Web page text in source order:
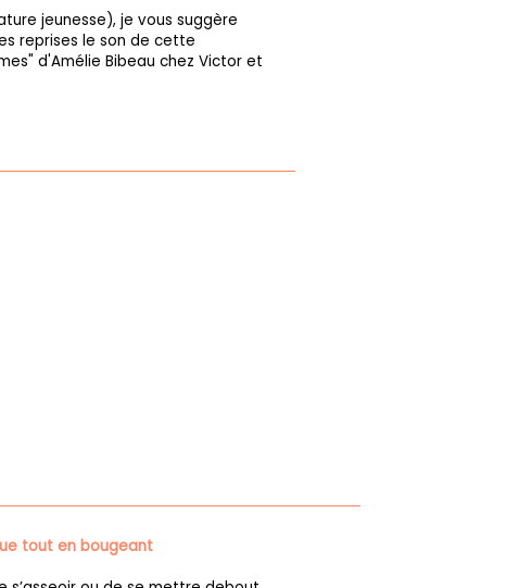
jeunesse), je vous suggère
reprises le son de cette
d'Amélie Bibeau chez Victor et
tout en bougeant